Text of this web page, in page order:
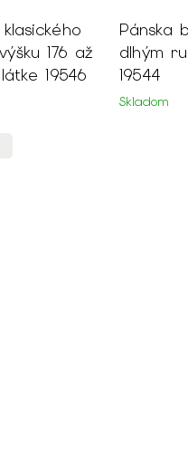
klasického strihu s
výšku 176 až 182